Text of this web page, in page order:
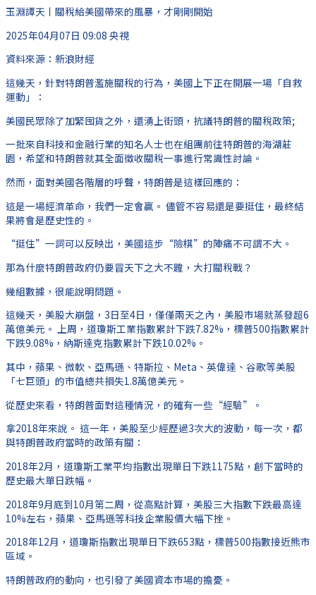
玉淵譚天丨關稅給美國帶來的風暴，才剛剛開始
2025年04月07日 09:08 央視
資料來源：新浪財經
這幾天，針對特朗普濫施關稅的行為，美國上下正在開展一場「自救
運動」：
美國民眾除了加緊囤貨之外，還湧上街頭，抗議特朗普的關稅政策;
一批來自科技和金融行業的知名人士也在組團前往特朗普的海湖莊
園，希望和特朗普就其全面徵收關稅一事進行常識性討論。
然而，面對美國各階層的呼聲，特朗普是這樣回應的：
這是一場經濟革命，我們一定會贏。 儘管不容易還是要挺住，最終結
果將會是歷史性的。
“挺住”一詞可以反映出，美國這步“險棋”的陣痛不可謂不大。
那為什麼特朗普政府仍要冒天下之大不韙，大打關稅戰？
幾組數據，很能說明問題。
這幾天，美股大崩盤，3日至4日，僅僅兩天之內，美股市場就蒸發超6
萬億美元。 上周，道瓊斯工業指數累計下跌7.82%，標普500指數累計
下跌9.08%，納斯達克指數累計下跌10.02%。
其中，蘋果、微軟、亞馬遜、特斯拉、Meta、英偉達、谷歌等美股
「七巨頭」的市值總共損失1.8萬億美元。
從歷史來看，特朗普面對這種情況，的確有一些“經驗”。
拿2018年來說。 這一年，美股至少經歷過3次大的波動，每一次，都
與特朗普政府當時的政策有關：
2018年2月，道瓊斯工業平均指數出現單日下跌1175點，創下當時的
歷史最大單日跌幅。
2018年9月底到10月第二周，從高點計算，美股三大指數下跌最高達
10%左右，蘋果、亞馬遜等科技企業股價大幅下挫。
2018年12月，道瓊斯指數出現單日下跌653點，標普500指數接近熊市
區域。
特朗普政府的動向，也引發了美國資本市場的擔憂。